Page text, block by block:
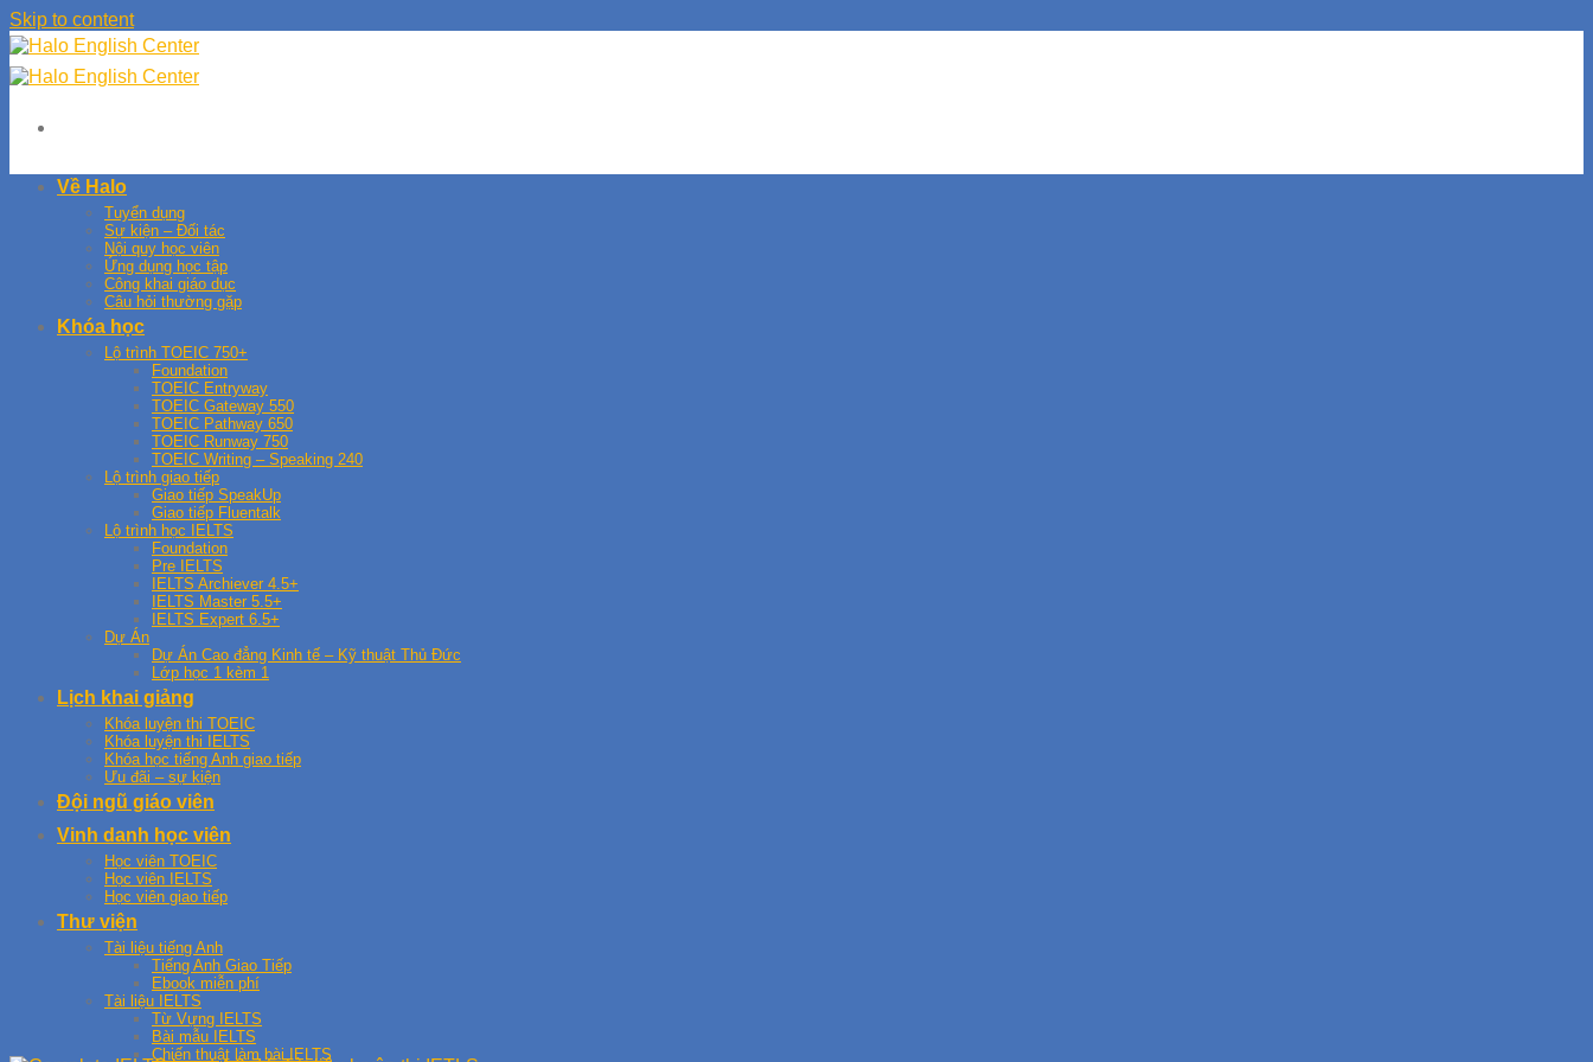
Skip to content
Về Halo
Tuyển dụng
Sự kiện – Đối tác
Nội quy học viên
Ứng dụng học tập
Công khai giáo dục
Câu hỏi thường gặp
Khóa học
Lộ trình TOEIC 750+
Foundation
TOEIC Entryway
TOEIC Gateway 550
TOEIC Pathway 650
TOEIC Runway 750
TOEIC Writing – Speaking 240
Lộ trình giao tiếp
Giao tiếp SpeakUp
Giao tiếp Fluentalk
Lộ trình học IELTS
Foundation
Pre IELTS
IELTS Archiever 4.5+
IELTS Master 5.5+
IELTS Expert 6.5+
Dự Án
Dự Án Cao đẳng Kinh tế – Kỹ thuật Thủ Đức
Lớp học 1 kèm 1
Lịch khai giảng
Khóa luyện thi TOEIC
Khóa luyện thi IELTS
Khóa học tiếng Anh giao tiếp
Ưu đãi – sự kiện
Đội ngũ giáo viên
Vinh danh học viên
Học viên TOEIC
Học viên IELTS
Học viên giao tiếp
Thư viện
Tài liệu tiếng Anh
Tiếng Anh Giao Tiếp
Ebook miễn phí
Tài liệu IELTS
Từ Vựng IELTS
Bài mẫu IELTS
Chiến thuật làm bài IELTS